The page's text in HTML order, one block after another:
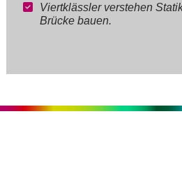
Viertklässler verstehen
Brücke bauen.